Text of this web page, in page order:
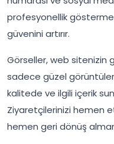
profesyonellik
güvenini artırır.
Görseller, web sitenizin
sadece güzel
kalitede ve ilgili içerik
Ziyaretçilerinizi hemen
hemen geri dönüş